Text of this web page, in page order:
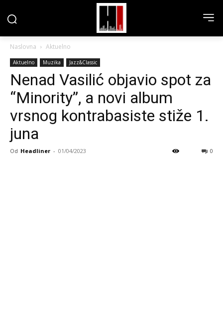
Naslovna Aktuelno
Aktuelno Muzika Jazz&Classic
Nenad Vasilić objavio spot za
“Minority”, a novi album
vrsnog kontrabasiste stiže 1.
juna
Od Headliner - 01/04/2023 0